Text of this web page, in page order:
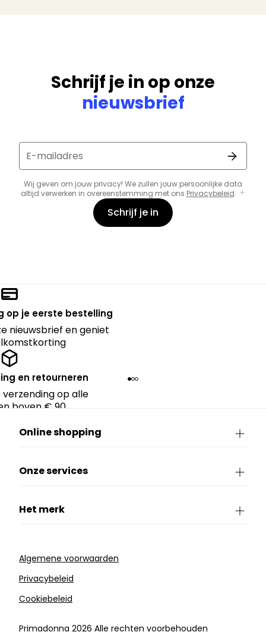
Schrijf je in op onze
nieuwsbrief
E-mailadres
Wij geven om jouw privacy! We zullen jouw persoonlijke data
altijd verwerken in overeenstemming met ons Privacybeleid.
Schrijf je in
op je eerste bestelling
nieuwsbrief en geniet
en retourneren
op alle
boven € 90.
Online shopping
Onze services
Het merk
Algemene voorwaarden
Privacybeleid
Cookiebeleid
Primadonna 2026 Alle rechten voorbehouden